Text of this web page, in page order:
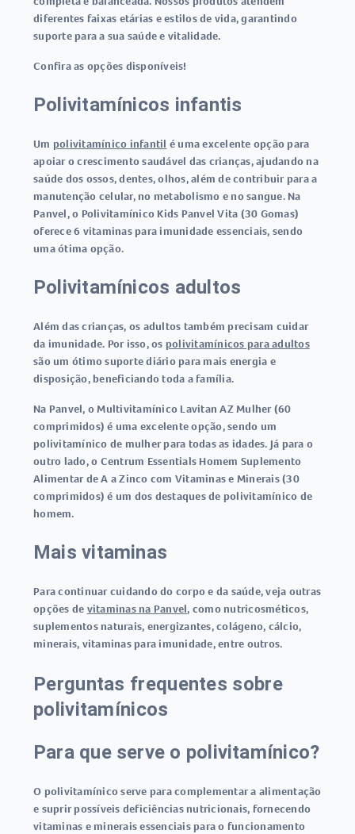
diferentes faixas etárias e estilos de vida, garantindo
suporte para a sua saúde e vitalidade.
Confira as opções disponíveis!
Polivitamínicos infantis
Um polivitamínico infantil é uma excelente opção para
apoiar o crescimento saudável das crianças, ajudando na
saúde dos ossos, dentes, olhos, além de contribuir para a
manutenção celular, no metabolismo e no sangue. Na
Panvel, o Polivitamínico Kids Panvel Vita (30 Gomas)
oferece 6 vitaminas para imunidade essenciais, sendo
uma ótima opção.
Polivitamínicos adultos
Além das crianças, os adultos também precisam cuidar
da imunidade. Por isso, os polivitamínicos para adultos
são um ótimo suporte diário para mais energia e
disposição, beneficiando toda a família.
Na Panvel, o Multivitamínico Lavitan AZ Mulher (60
comprimidos) é uma excelente opção, sendo um
polivitamínico de mulher para todas as idades. Já para o
outro lado, o Centrum Essentials Homem Suplemento
Alimentar de A a Zinco com Vitaminas e Minerais (30
comprimidos) é um dos destaques de polivitamínico de
homem.
Mais vitaminas
Para continuar cuidando do corpo e da saúde, veja outras
opções de vitaminas na Panvel, como nutricosméticos,
suplementos naturais, energizantes, colágeno, cálcio,
minerais, vitaminas para imunidade, entre outros.
Perguntas frequentes sobre
polivitamínicos
Para que serve o polivitamínico?
O polivitamínico serve para complementar a alimentação
e suprir possíveis deficiências nutricionais, fornecendo
vitaminas e minerais essenciais para o funcionamento